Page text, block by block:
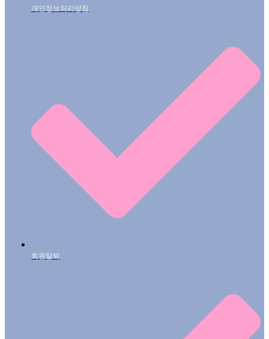
개인정보처리방침
회원탈퇴